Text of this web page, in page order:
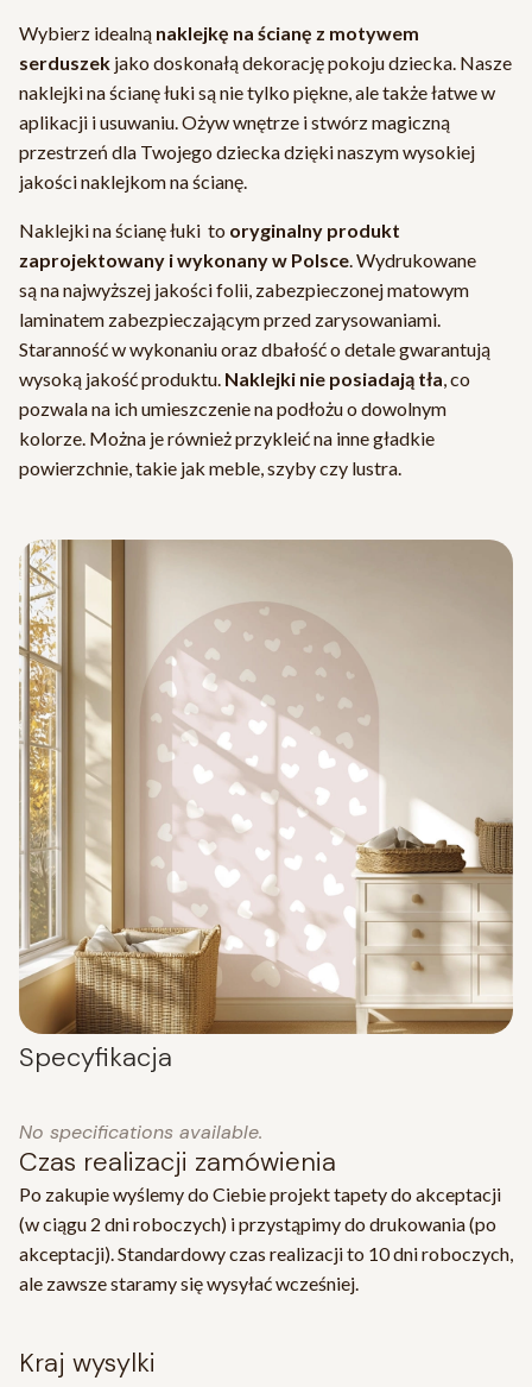
Wybierz idealną naklejkę na ścianę z motywem
serduszek jako doskonałą dekorację pokoju dziecka. Nasze
naklejki na ścianę łuki są nie tylko piękne, ale także łatwe w
aplikacji i usuwaniu. Ożyw wnętrze i stwórz magiczną
przestrzeń dla Twojego dziecka dzięki naszym wysokiej
jakości naklejkom na ścianę.
Naklejki na ścianę łuki to oryginalny produkt
zaprojektowany i wykonany w Polsce. Wydrukowane
są na najwyższej jakości folii, zabezpieczonej matowym
laminatem zabezpieczającym przed zarysowaniami.
Staranność w wykonaniu oraz dbałość o detale gwarantują
wysoką jakość produktu. Naklejki nie posiadają tła, co
pozwala na ich umieszczenie na podłożu o dowolnym
kolorze. Można je również przykleić na inne gładkie
powierzchnie, takie jak meble, szyby czy lustra.
Specyfikacja
No specifications available.
Czas realizacji zamówienia
Po zakupie wyślemy do Ciebie projekt tapety do akceptacji
(w ciągu 2 dni roboczych) i przystąpimy do drukowania (po
akceptacji). Standardowy czas realizacji to 10 dni roboczych,
ale zawsze staramy się wysyłać wcześniej.
kraj wysylki